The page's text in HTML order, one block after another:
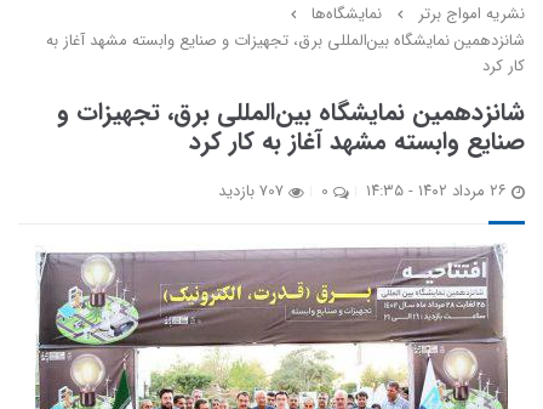
برتر
نخستین
ماهنامه
تخصصی
مهندسی
برق
ایران
نشریه امواج برتر
نمايشگاه‌ها
شانزدهمین نمایشگاه بین‌المللی برق، تجهیزات و صنایع وابسته مشهد آغاز به
کار کرد
شانزدهمین نمایشگاه بین‌المللی برق، تجهیزات و
صنایع وابسته مشهد آغاز به کار کرد
0